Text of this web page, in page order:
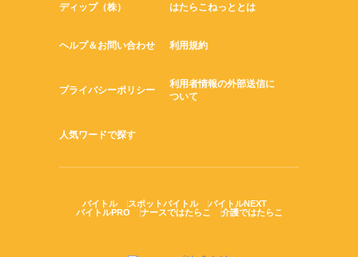
ディップ（株） はたらこねっととは
ヘルプ＆お問い合わせ 利用規約
プライバシーポリシー
利用者情報の外部送信に
ついて
人気ワードで探す
バイトル スポットバイトル
バイトルNEXT
バイトルPRO
ナースではたらこ 介護ではたらこ